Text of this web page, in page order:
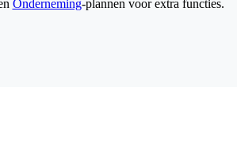
Onderneming-plannen voor extra functies.